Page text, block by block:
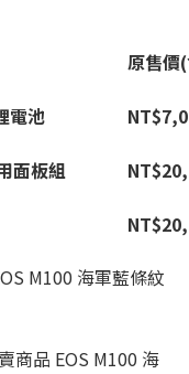
原售價
電池
面板組
商品 EOS M100 海